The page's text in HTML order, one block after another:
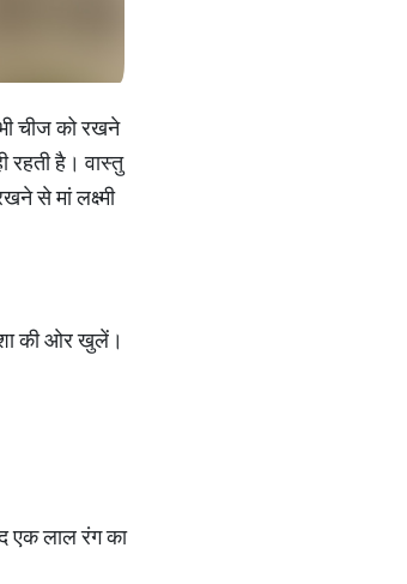
चीज को रखने
रहती है। वास्तु
से मां लक्ष्मी
की ओर खुलें।
एक लाल रंग का